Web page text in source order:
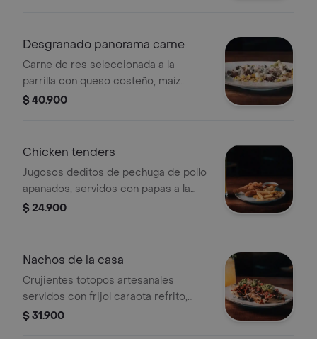
Desgranado panorama carne
Carne de res seleccionada a la
parrilla con queso costeño, maíz
dulce, mayonesa de ajo, polvo de
$ 40.900
Chicken tenders
Jugosos deditos de pechuga de pollo
apanados, servidos con papas a la
francesa y salsa de tomate.
$ 24.900
Nachos de la casa
Crujientes totopos artesanales
servidos con frijol caraota refrito,
carne desmechada, guacamole de la
$ 31.900